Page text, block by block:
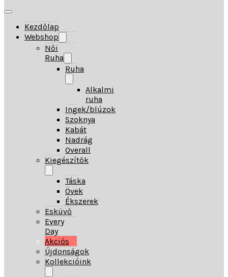
Kezdőlap
Webshop
Női
Ruha
Ruha
Alkalmi
ruha
Ingek/blúzok
Szoknya
Kabát
Nadrág
Overall
Kiegészítők
Táska
Övek
Ékszerek
Esküvő
Every
Day
Akciós
Újdonságok
Kollekcióink